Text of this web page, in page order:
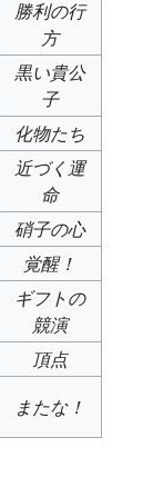
勝利の行
方
黒い貴公
子
化物たち
近づく運
命
硝子の心
覚醒！
ギフトの
競演
頂点
またな！